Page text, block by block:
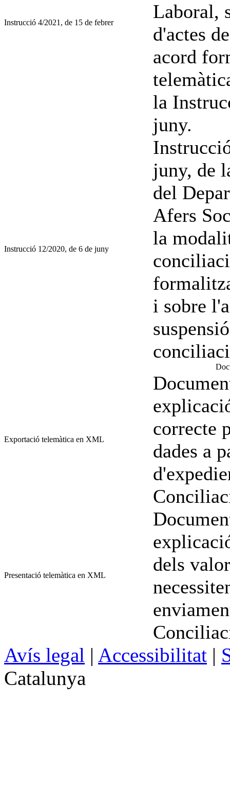
Instrucció 4/2021, de 15 de febrer
Laboral,
d'actes
acord
la
juny.
Instrucció 12/2020, de 6 de juny
juny, de
del
Afers
la
i sobre
Exportació telemàtica en XML
correcte
dades a
Presentació telemàtica en XML
dels
Avís legal | Accessibilitat |
Catalunya